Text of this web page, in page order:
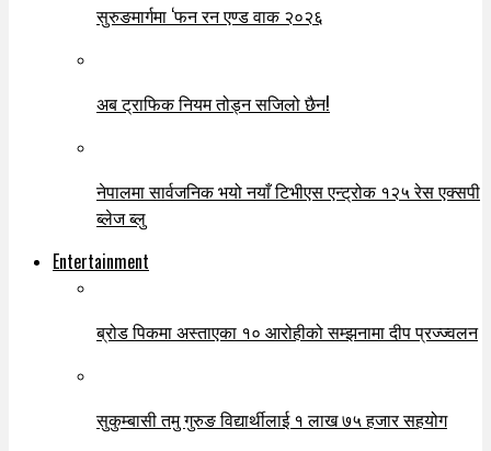
सुरुङमार्गमा ‘फन रन एण्ड वाक २०२६
अब ट्राफिक नियम तोड्न सजिलो छैन!
नेपालमा सार्वजनिक भयो नयाँ टिभीएस एन्ट्रोक १२५ रेस एक्सपी
ब्लेज ब्लु
Entertainment
ब्रोड पिकमा अस्ताएका १० आरोहीको सम्झनामा दीप प्रज्ज्वलन
सुकुम्बासी तमु गुरुङ विद्यार्थीलाई १ लाख ७५ हजार सहयोग